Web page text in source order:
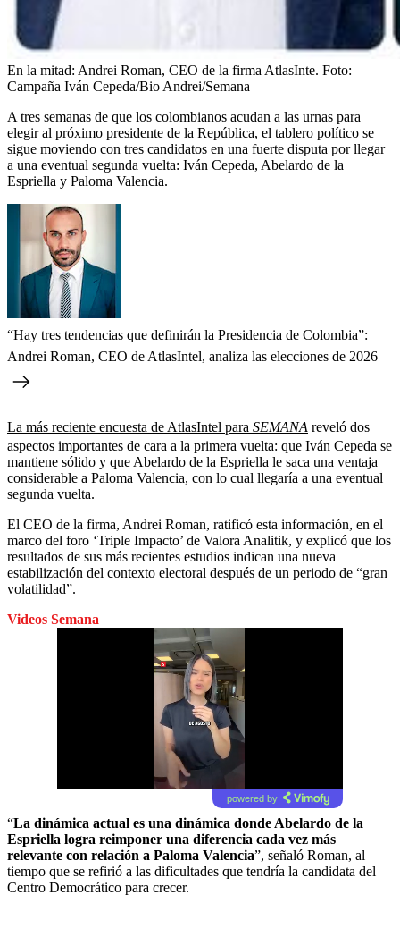
En la mitad: Andrei Roman, CEO de la firma AtlasInte. Foto:
Campaña Iván Cepeda/Bio Andrei/Semana
A tres semanas de que los colombianos acudan a las urnas para
elegir al próximo presidente de la República, el tablero político se
sigue moviendo con tres candidatos en una fuerte disputa por llegar
a una eventual segunda vuelta: Iván Cepeda, Abelardo de la
Espriella y Paloma Valencia.
“Hay tres tendencias que definirán la Presidencia de Colombia”:
Andrei Roman, CEO de AtlasIntel, analiza las elecciones de 2026
La más reciente encuesta de AtlasIntel para SEMANA reveló dos
aspectos importantes de cara a la primera vuelta: que Iván Cepeda se
mantiene sólido y que Abelardo de la Espriella le saca una ventaja
considerable a Paloma Valencia, con lo cual llegaría a una eventual
segunda vuelta.
El CEO de la firma, Andrei Roman, ratificó esta información, en el
marco del foro ‘Triple Impacto’ de Valora Analitik, y explicó que los
resultados de sus más recientes estudios indican una nueva
estabilización del contexto electoral después de un periodo de “gran
volatilidad”.
Videos Semana
powered by
“La dinámica actual es una dinámica donde Abelardo de la
Espriella logra reimponer una diferencia cada vez más
relevante con relación a Paloma Valencia”, señaló Roman, al
tiempo que se refirió a las dificultades que tendría la candidata del
Centro Democrático para crecer.